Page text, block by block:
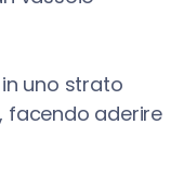
uno strato
facendo aderire